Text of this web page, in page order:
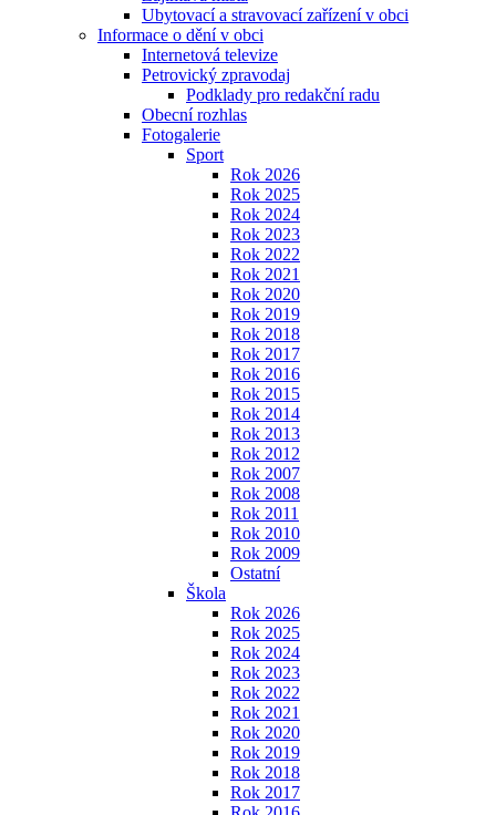
Ubytovací a stravovací zařízení v obci
Informace o dění v obci
Internetová televize
Petrovický zpravodaj
Podklady pro redakční radu
Obecní rozhlas
Fotogalerie
Sport
Rok 2026
Rok 2025
Rok 2024
Rok 2023
Rok 2022
Rok 2021
Rok 2020
Rok 2019
Rok 2018
Rok 2017
Rok 2016
Rok 2015
Rok 2014
Rok 2013
Rok 2012
Rok 2007
Rok 2008
Rok 2011
Rok 2010
Rok 2009
Ostatní
Škola
Rok 2026
Rok 2025
Rok 2024
Rok 2023
Rok 2022
Rok 2021
Rok 2020
Rok 2019
Rok 2018
Rok 2017